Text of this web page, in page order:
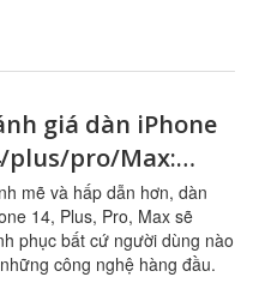
giá dàn iPhone
plus/pro/Max:
kế, hiệu năng,
cùng nhiều
năng mới
mẽ và hấp dẫn hơn, dàn
14, Plus, Pro, Max sẽ
phục bất cứ người dùng nào
công nghệ hàng đầu.